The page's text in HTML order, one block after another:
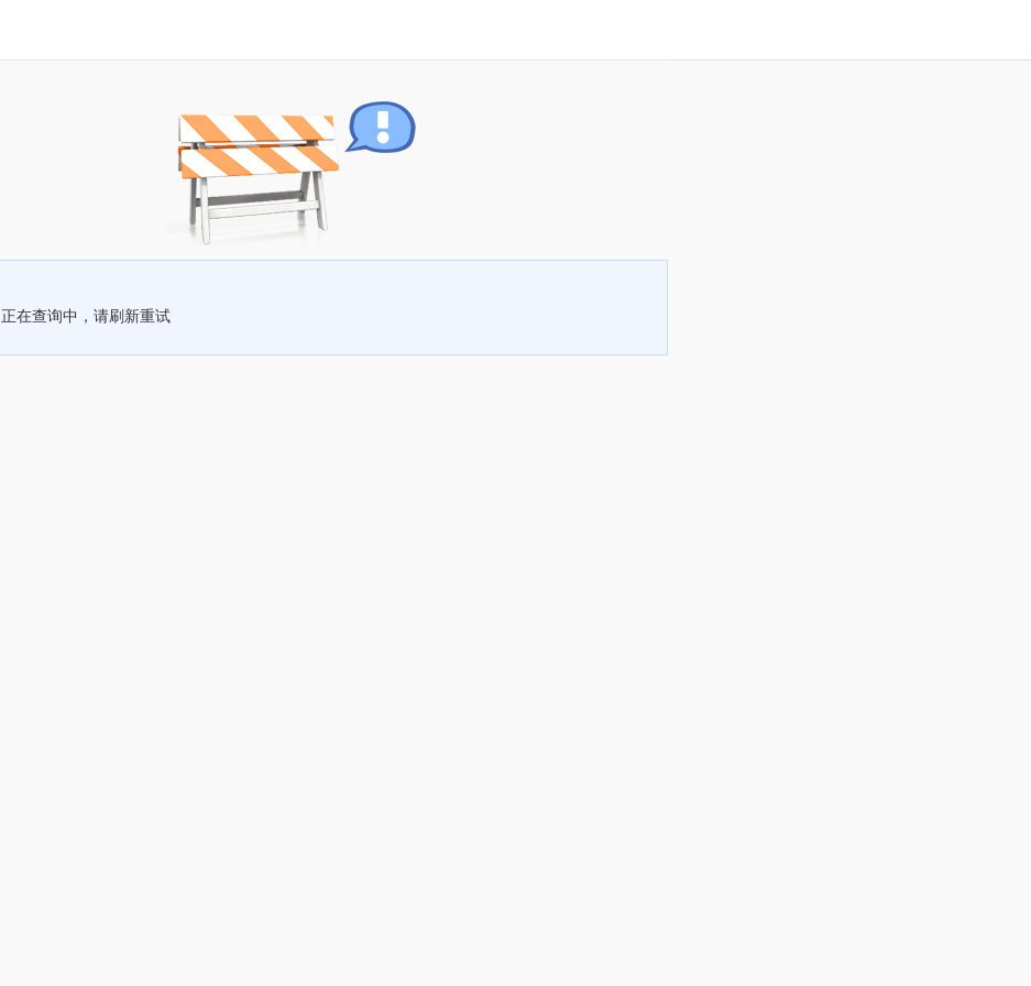
正在查询中，请刷新重试